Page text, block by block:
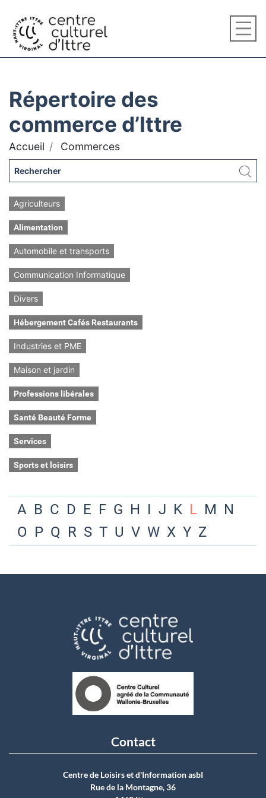
Répertoire des
commerce d’Ittre
Accueil Commerces
Agriculteurs
Alimentation
Automobile et transports
Communication Informatique
Divers
Hébergement Cafés Restaurants
Industries et PME
Maison et jardin
Professions libérales
Santé Beauté Forme
Services
Sports et loisirs
A B C D E F G H I J K L M N
O P Q R S T U V W X Y Z
Contact
Centre de Loisirs et d'Information asbI
Rue de la Montagne, 36